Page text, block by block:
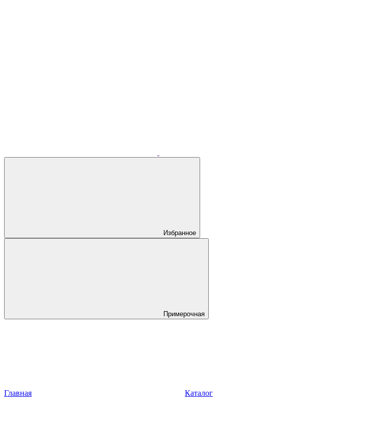
Избранное
Примерочная
Главная Каталог